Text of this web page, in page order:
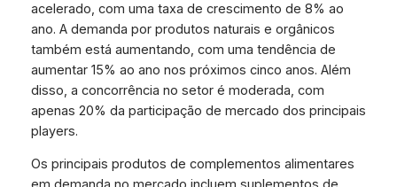
acelerado, com uma taxa de crescimento de 8% ao
ano. A demanda por produtos naturais e orgânicos
também está aumentando, com uma tendência de
aumentar 15% ao ano nos próximos cinco anos. Além
disso, a concorrência no setor é moderada, com
apenas 20% da participação de mercado dos principais
players.
Os principais produtos de complementos alimentares